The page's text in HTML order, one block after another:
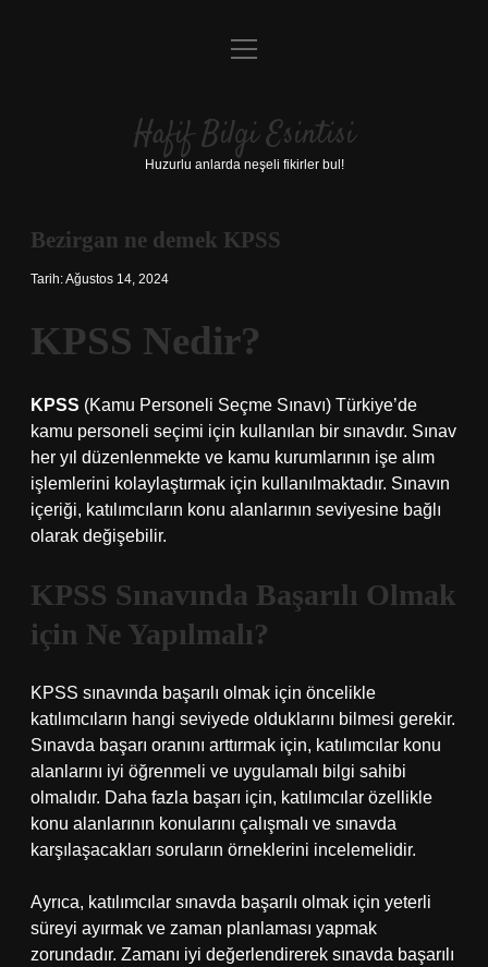
Anasayfa
Yasal Uyarı
menüyü
Hafif Bilgi Esintisi
Huzurlu anlarda neşeli fikirler bul!
Bezirgan ne demek KPSS
Tarih: Ağustos 14, 2024
KPSS Nedir?
KPSS (Kamu Personeli Seçme Sınavı) Türkiye’de
kamu personeli seçimi için kullanılan bir sınavdır. Sınav
her yıl düzenlenmekte ve kamu kurumlarının işe alım
işlemlerini kolaylaştırmak için kullanılmaktadır. Sınavın
içeriği, katılımcıların konu alanlarının seviyesine bağlı
olarak değişebilir.
KPSS Sınavında Başarılı Olmak
için Ne Yapılmalı?
KPSS sınavında başarılı olmak için öncelikle
katılımcıların hangi seviyede olduklarını bilmesi gerekir.
Sınavda başarı oranını arttırmak için, katılımcılar konu
alanlarını iyi öğrenmeli ve uygulamalı bilgi sahibi
olmalıdır. Daha fazla başarı için, katılımcılar özellikle
konu alanlarının konularını çalışmalı ve sınavda
karşılaşacakları soruların örneklerini incelemelidir.
Ayrıca, katılımcılar sınavda başarılı olmak için yeterli
süreyi ayırmak ve zaman planlaması yapmak
zorundadır. Zamanı iyi değerlendirerek sınavda başarılı